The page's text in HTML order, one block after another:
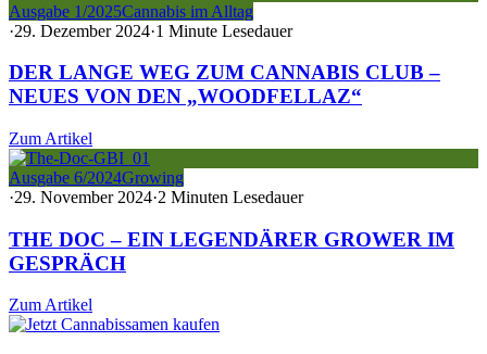
Ausgabe 1/2025Cannabis im Alltag
·29. Dezember 2024·1 Minute Lesedauer
DER LANGE WEG ZUM CANNABIS CLUB –
NEUES VON DEN „WOODFELLAZ“
Zum Artikel
Ausgabe 6/2024Growing
·29. November 2024·2 Minuten Lesedauer
THE DOC – EIN LEGENDÄRER GROWER IM
GESPRÄCH
Zum Artikel